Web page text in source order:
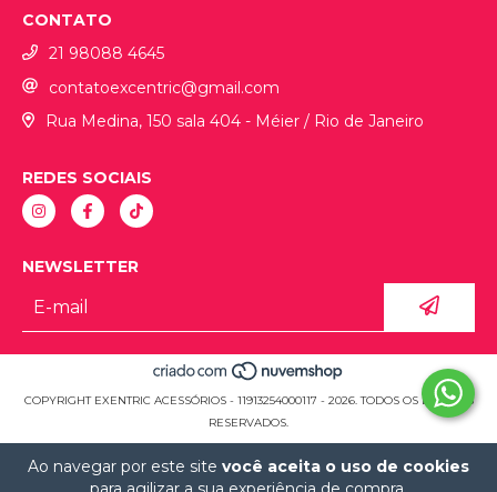
Ao navegar por este site você aceita o uso de cookies
CONTATO
21 98088 4645
contatoexcentric@gmail.com
Rua Medina, 150 sala 404 - Méier / Rio de Janeiro
REDES SOCIAIS
NEWSLETTER
COPYRIGHT EXENTRIC ACESSÓRIOS - 11913254000117 - 2026. TODOS OS DIREITOS
RESERVADOS.